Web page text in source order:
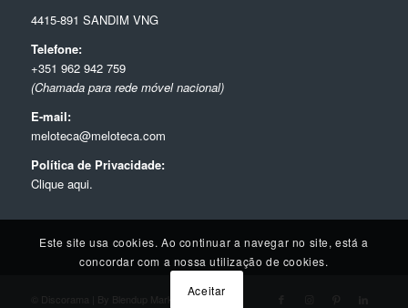
4415-891 SANDIM VNG
Telefone:
+351 962 942 759
(Chamada para rede móvel nacional)
E-mail:
meloteca@meloteca.com
Política de Privacidade:
Clique aqui.
© Discorama | By Blendup Marketing Digital
Este site usa cookies. Ao continuar a navegar no site, está a
concordar com a nossa utilização de cookies.
Aceitar